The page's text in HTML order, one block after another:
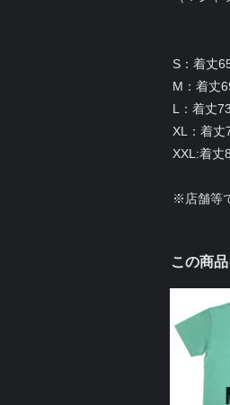
S：着丈
M：着丈
L：着丈
XL：着丈
XXL:着丈
※店舗等
この商